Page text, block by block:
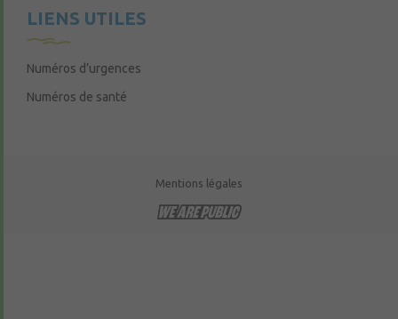
LIENS UTILES
Numéros d’urgences
Numéros de santé
Mentions légales